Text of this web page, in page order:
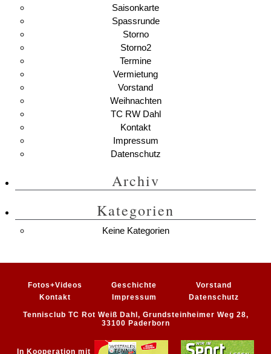
Saisonkarte
Spassrunde
Storno
Storno2
Termine
Vermietung
Vorstand
Weihnachten
TC RW Dahl
Kontakt
Impressum
Datenschutz
Archiv
Kategorien
Keine Kategorien
Fotos+Videos Geschichte
Vorstand
Kontakt
Impressum Datenschutz
Tennisclub TC Rot Weiß Dahl, Grundsteinheimer Weg 28,
33100 Paderborn
In Kooperation mit